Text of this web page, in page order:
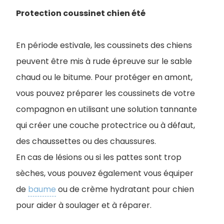
Protection coussinet chien été
En période estivale, les coussinets des chiens
peuvent être mis à rude épreuve sur le sable
chaud ou le bitume. Pour protéger en amont,
vous pouvez préparer les coussinets de votre
compagnon en utilisant une solution tannante
qui créer une couche protectrice ou à défaut,
des chaussettes ou des chaussures.
En cas de lésions ou si les pattes sont trop
sèches, vous pouvez également vous équiper
de baume ou de crème hydratant pour chien
pour aider à soulager et à réparer.